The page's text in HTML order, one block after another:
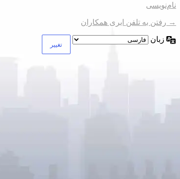
نام‌نویسی
→ رفتن به تلفن ابری همکاران
زبان